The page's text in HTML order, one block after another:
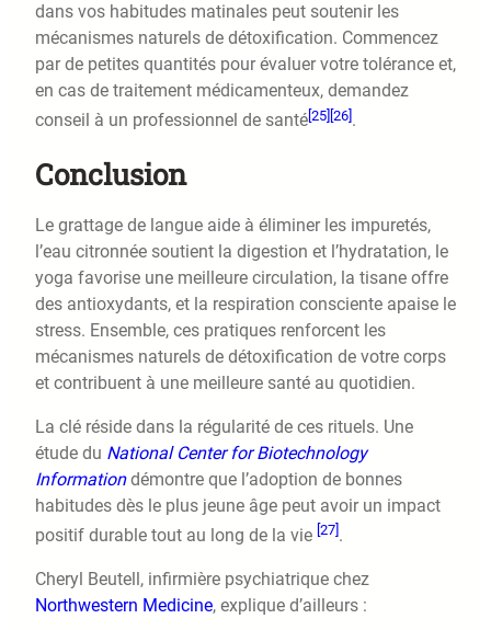
dans vos habitudes matinales peut soutenir les
mécanismes naturels de détoxification. Commencez
par de petites quantités pour évaluer votre tolérance et,
en cas de traitement médicamenteux, demandez
conseil à un professionnel de santé[25] [26].
Conclusion
Le grattage de langue aide à éliminer les impuretés,
l’eau citronnée soutient la digestion et l’hydratation, le
yoga favorise une meilleure circulation, la tisane offre
des antioxydants, et la respiration consciente apaise le
stress. Ensemble, ces pratiques renforcent les
mécanismes naturels de détoxification de votre corps
et contribuent à une meilleure santé au quotidien.
La clé réside dans la régularité de ces rituels. Une
étude du National Center for Biotechnology
Informationdémontre que l’adoption de bonnes
habitudes dès le plus jeune âge peut avoir un impact
positif durable tout au long de la vie [27].
Cheryl Beutell, infirmière psychiatrique chez
Northwestern Medicine, explique d’ailleurs :